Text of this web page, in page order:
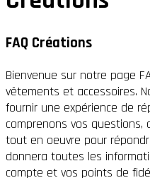
FAQ Créations
Bienvenue sur notre page
vêtements et accessoires.
fournir une expérience de
comprenons vos questions,
tout en oeuvre pour
donnera toutes les
compte et vos points de